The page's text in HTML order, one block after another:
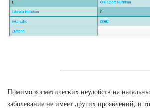
Помимо косметических неудобств на
заболевание не имеет других проявлений, и